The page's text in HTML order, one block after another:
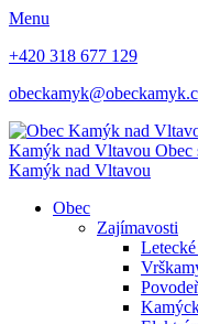
Menu
+420 318 677 129
Kamýk nad Vltavou Obec
Kamýk nad Vltavou
Obec
Zajímavosti